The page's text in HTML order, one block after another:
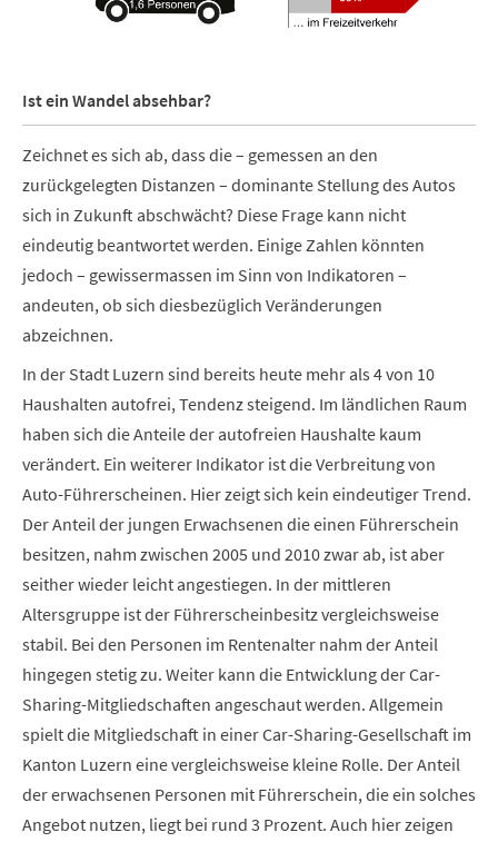
Ist ein Wandel absehbar?
Zeichnet es sich ab, dass die – gemessen an den
zurückgelegten Distanzen – dominante Stellung des Autos
sich in Zukunft abschwächt? Diese Frage kann nicht
eindeutig beantwortet werden. Einige Zahlen könnten
jedoch – gewissermassen im Sinn von Indikatoren –
andeuten, ob sich diesbezüglich Veränderungen
abzeichnen.
In der Stadt Luzern sind bereits heute mehr als 4 von 10
Haushalten autofrei, Tendenz steigend. Im ländlichen Raum
haben sich die Anteile der autofreien Haushalte kaum
verändert. Ein weiterer Indikator ist die Verbreitung von
Auto-Führerscheinen. Hier zeigt sich kein eindeutiger Trend.
Der Anteil der jungen Erwachsenen die einen Führerschein
besitzen, nahm zwischen 2005 und 2010 zwar ab, ist aber
seither wieder leicht angestiegen. In der mittleren
Altersgruppe ist der Führerscheinbesitz vergleichsweise
stabil. Bei den Personen im Rentenalter nahm der Anteil
hingegen stetig zu. Weiter kann die Entwicklung der Car-
Sharing-Mitgliedschaften angeschaut werden. Allgemein
spielt die Mitgliedschaft in einer Car-Sharing-Gesellschaft im
Kanton Luzern eine vergleichsweise kleine Rolle. Der Anteil
der erwachsenen Personen mit Führerschein, die ein solches
Angebot nutzen, liegt bei rund 3 Prozent. Auch hier zeigen